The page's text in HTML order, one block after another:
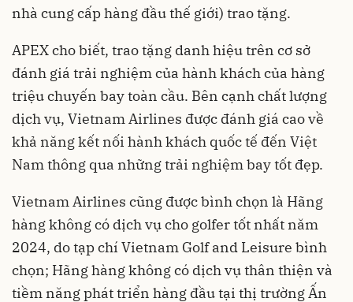
nhà cung cấp hàng đầu thế giới) trao tặng.
APEX cho biết, trao tặng danh hiệu trên cơ sở
đánh giá trải nghiệm của hành khách của hàng
triệu chuyến bay toàn cầu. Bên cạnh chất lượng
dịch vụ, Vietnam Airlines được đánh giá cao về
khả năng kết nối hành khách quốc tế đến Việt
Nam thông qua những trải nghiệm bay tốt đẹp.
Vietnam Airlines cũng được bình chọn là Hãng
hàng không có dịch vụ cho golfer tốt nhất năm
2024, do tạp chí Vietnam Golf and Leisure bình
chọn; Hãng hàng không có dịch vụ thân thiện và
tiềm năng phát triển hàng đầu tại thị trường Ấn